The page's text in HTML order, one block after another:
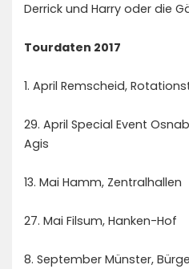
Derrick und Harry oder die
Tourdaten 2017
1. April Remscheid,
29. April Special Event
Agis
13. Mai Hamm, Zentralhallen
27. Mai Filsum, Hanken-Hof
8. September Münster,